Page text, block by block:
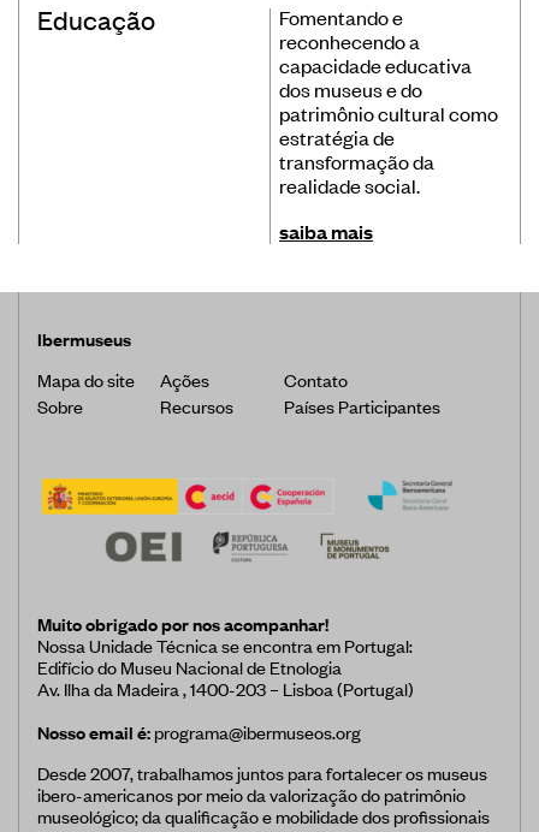
Educação
Fomentando e
reconhecendo a
capacidade educativa
dos museus e do
patrimônio cultural como
estratégia de
transformação da
realidade social.
saiba mais
Ibermuseus
Mapa do site
Ações
Contato
Sobre
Recursos Países Participantes
Muito obrigado por nos acompanhar!
Nossa Unidade Técnica se encontra em Portugal:
Edifício do Museu Nacional de Etnologia
Av. Ilha da Madeira , 1400-203 – Lisboa (Portugal)
Nosso email é:programa@ibermuseos.org
Desde 2007, trabalhamos juntos para fortalecer os museus
ibero-americanos por meio da valorização do patrimônio
museológico; da qualificação e mobilidade dos profissionais